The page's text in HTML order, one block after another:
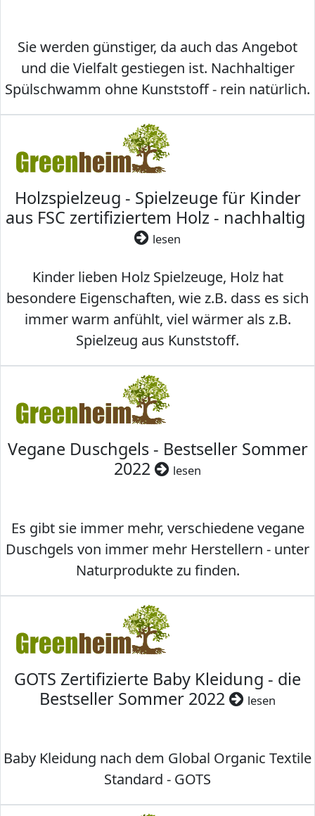
Sie werden günstiger, da auch das Angebot
und die Vielfalt gestiegen ist. Nachhaltiger
Spülschwamm ohne Kunststoff - rein natürlich.
Holzspielzeug - Spielzeuge für Kinder
aus FSC zertifiziertem Holz - nachhaltig
lesen
Kinder lieben Holz Spielzeuge, Holz hat
besondere Eigenschaften, wie z.B. dass es sich
immer warm anfühlt, viel wärmer als z.B.
Spielzeug aus Kunststoff.
Vegane Duschgels - Bestseller Sommer
2022
lesen
Es gibt sie immer mehr, verschiedene vegane
Duschgels von immer mehr Herstellern - unter
Naturprodukte zu finden.
GOTS Zertifizierte Baby Kleidung - die
Bestseller Sommer 2022
lesen
Baby Kleidung nach dem Global Organic Textile
Standard - GOTS